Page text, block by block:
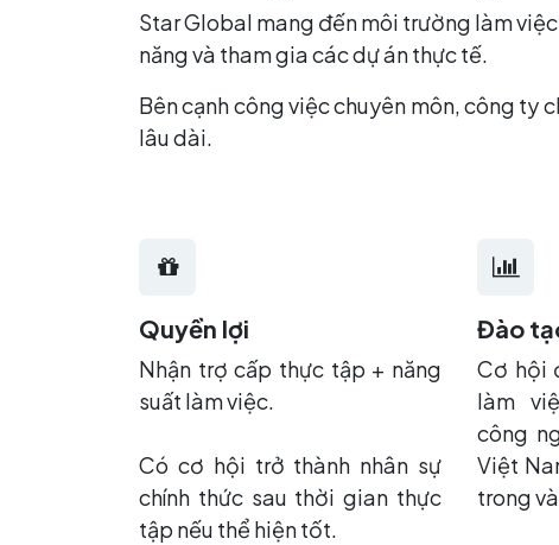
Star Global mang đến môi trường làm
năng và tham gia các dự án thực tế.
Bên cạnh công việc chuyên môn, công ty
lâu dài.
Quyền lợi
Nhận trợ cấp thực tập + năng
suất làm việc.
Có cơ hội trở thành nhân sự
chính thức sau thời gian thực
tập nếu thể hiện tốt.
Đào
Cơ hội
làm
công
Việt
trong